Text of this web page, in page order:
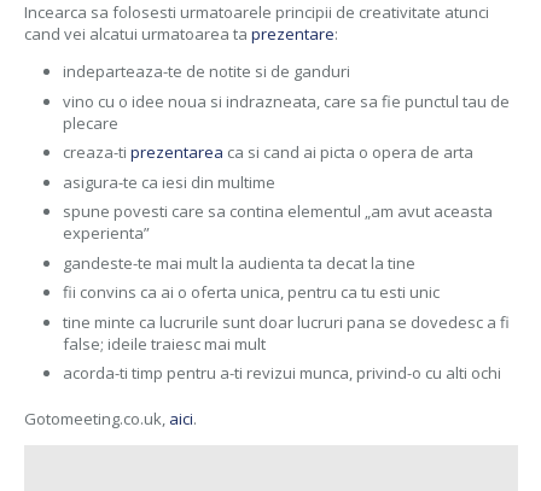
Incearca sa folosesti urmatoarele principii de creativitate atunci
cand vei alcatui urmatoarea ta prezentare:
indeparteaza-te de notite si de ganduri
vino cu o idee noua si indrazneata, care sa fie punctul tau de
plecare
creaza-ti prezentarea ca si cand ai picta o opera de arta
asigura-te ca iesi din multime
spune povesti care sa contina elementul „am avut aceasta
experienta”
gandeste-te mai mult la audienta ta decat la tine
fii convins ca ai o oferta unica, pentru ca tu esti unic
tine minte ca lucrurile sunt doar lucruri pana se dovedesc a fi
false; ideile traiesc mai mult
acorda-ti timp pentru a-ti revizui munca, privind-o cu alti ochi
Gotomeeting.co.uk, aici.